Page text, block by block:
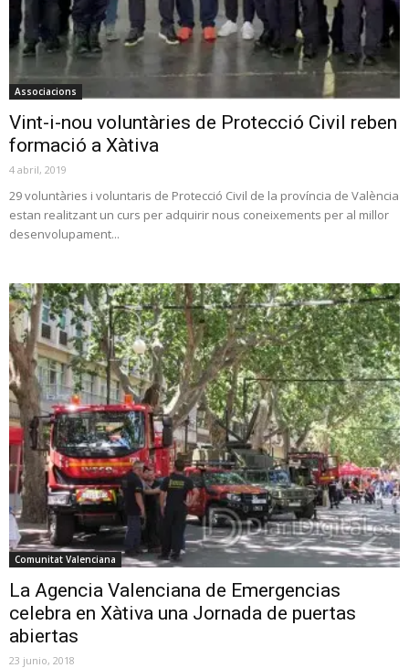
Associacions
Vint-i-nou voluntàries de Protecció Civil reben
formació a Xàtiva
4 abril, 2019
29 voluntàries i voluntaris de Protecció Civil de la província de València
estan realitzant un curs per adquirir nous coneixements per al millor
desenvolupament...
Comunitat Valenciana
La Agencia Valenciana de Emergencias
celebra en Xàtiva una Jornada de puertas
abiertas
23 junio, 2018